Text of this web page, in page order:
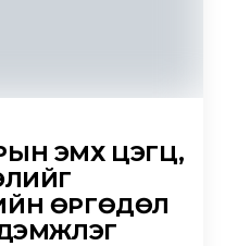
ЭМХ ЦЭГЦ,
ӨРГӨДӨЛ